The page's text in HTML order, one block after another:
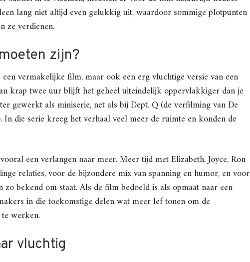
lang niet altijd even gelukkig uit, waardoor sommige plotpunten
ze verdienen.
zijn?
vermakelijke film, maar ook een erg vluchtige versie van een
krap twee uur blijft het geheel uiteindelijk oppervlakkiger dan je
gewerkt als miniserie, net als bij Dept. Q (de verfilming van De
die serie kreeg het verhaal veel meer de ruimte en konden de
een verlangen naar meer. Meer tijd met Elizabeth, Joyce, Ron
relaties, voor de bijzondere mix van spanning en humor, en voor
bekend om staat. Als de film bedoeld is als opmaat naar een
in die toekomstige delen wat meer lef tonen om de
werken.
vluchtig